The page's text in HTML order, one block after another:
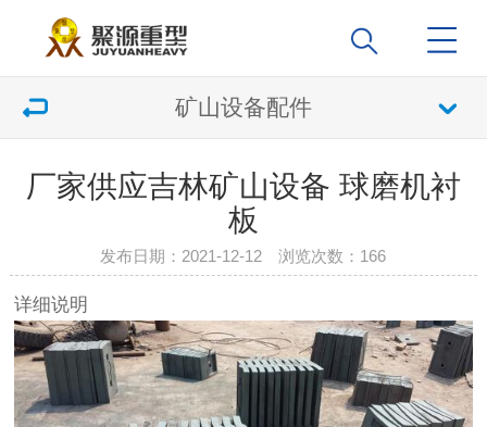
矿山设备配件
厂家供应吉林矿山设备 球磨机衬
板
发布日期：2021-12-12 浏览次数： 166
详细说明